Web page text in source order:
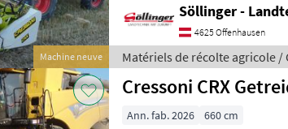
Machine neuve
Söllinger -
4625 Offenhausen
Matériels de récolte agricole /
Cressoni CRX
Ann. fab. 2026 660 cm